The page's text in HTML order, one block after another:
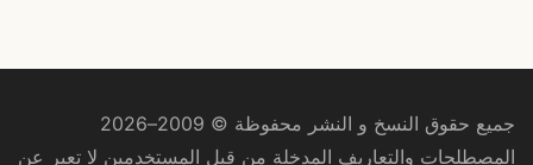
جميع حقوق النسخ و النشر محفوظة © 2009–2026
المصطلحات والتعاريف المدخلة من قبل المستخدمين لا تعبر عن